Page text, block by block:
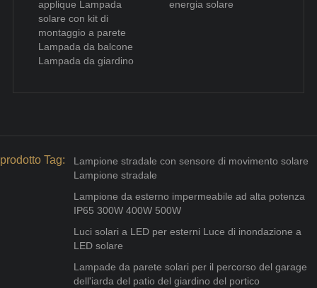
applique Lampada
solare con kit di
montaggio a parete
Lampada da balcone
Lampada da giardino
energia solare
prodotto Tag:
Lampione stradale con sensore di movimento solare
Lampione stradale
Lampione da esterno impermeabile ad alta potenza
IP65 300W 400W 500W
Luci solari a LED per esterni Luce di inondazione a
LED solare
Lampade da parete solari per il percorso del garage
dell'iarda del patio del giardino del portico